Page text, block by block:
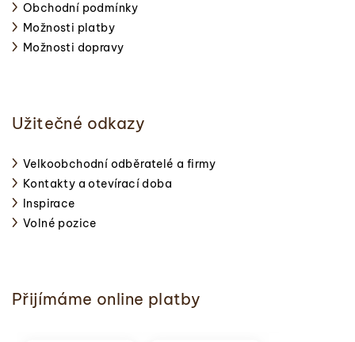
Obchodní podmínky
Možnosti platby
Možnosti dopravy
Užitečné odkazy
Velkoobchodní odběratelé a firmy
Kontakty a otevírací doba
Inspirace
Volné pozice
Přijímáme online platby